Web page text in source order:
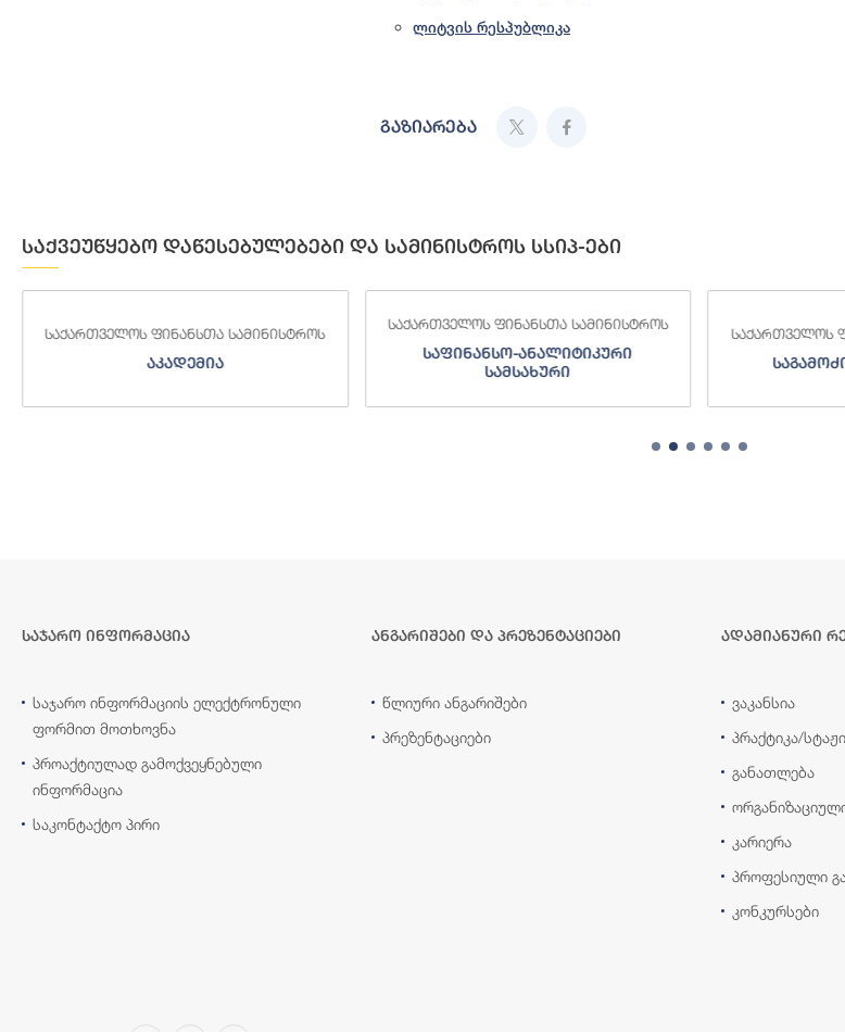
ლიტვის რესპუბლიკა
გაზიარება
საქვეუწყებო დაწესებულებები და სამინისტროს სსიპ-ები
საქართველოს ფინანსთა სამინისტროს
აკადემია
საქართველოს ფინანსთა სამინისტროს
საფინანსო-ანალიტიკური
სამსახური
საქართველოს
საჯარო ინფორმაცია
საჯარო ინფორმაციის ელექტრონული
ფორმით მოთხოვნა
პროაქტიულად გამოქვეყნებული
ინფორმაცია
საკონტაქტო პირი
ანგარიშები და პრეზენტაციები
წლიური ანგარიშები
პრეზენტაციები
ადამიანური
ვაკანსია
პრაქტიკა/
განათლება
კარიერა
პროფესიული
კონკურსები